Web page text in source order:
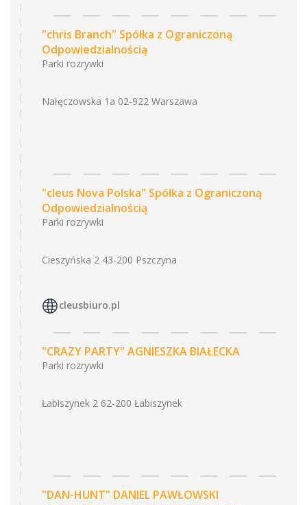
"chris Branch" Spółka z Ograniczoną
Odpowiedzialnością
Parki rozrywki
Nałęczowska 1a 02-922 Warszawa
"cleus Nova Polska" Spółka z Ograniczoną
Odpowiedzialnością
Parki rozrywki
Cieszyńska 2 43-200 Pszczyna
cleusbiuro.pl
"CRAZY PARTY" AGNIESZKA BIAŁECKA
Parki rozrywki
Łabiszynek 2 62-200 Łabiszynek
"DAN-HUNT" DANIEL PAWŁOWSKI